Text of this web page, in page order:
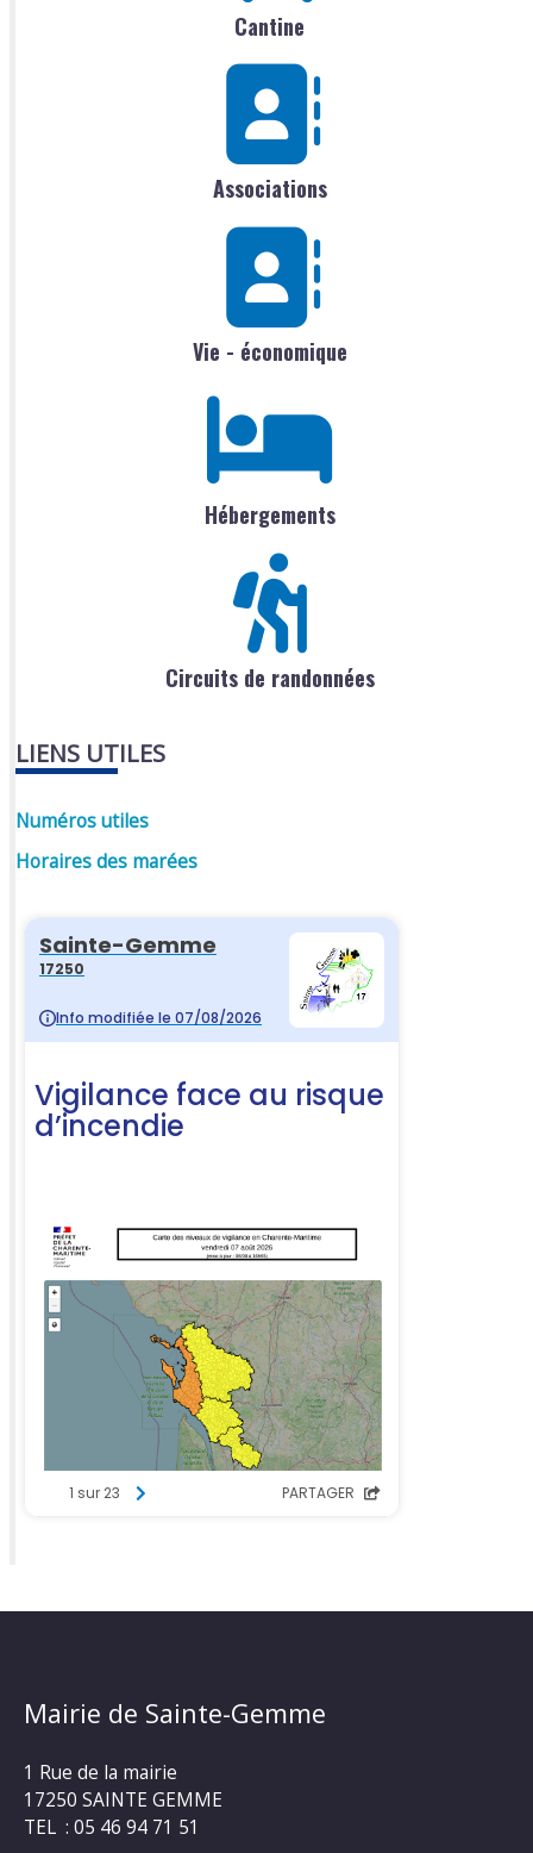
Cantine
Associations
Vie - économique
Hébergements
Circuits de randonnées
LIENS UTILES
Numéros utiles
Horaires des marées
Mairie de Sainte-Gemme
1 Rue de la mairie
17250 SAINTE GEMME
TEL : 05 46 94 71 51